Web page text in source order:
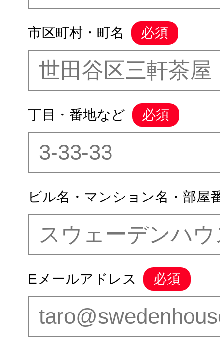
市区町村・町名
丁目・番地など
ビル名・マンション名・部屋
Eメールアドレス